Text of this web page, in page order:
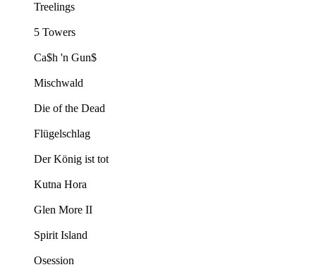
Treelings
5 Towers
Ca$h 'n Gun$
Mischwald
Die of the Dead
Flügelschlag
Der König ist tot
Kutna Hora
Glen More II
Spirit Island
Osession